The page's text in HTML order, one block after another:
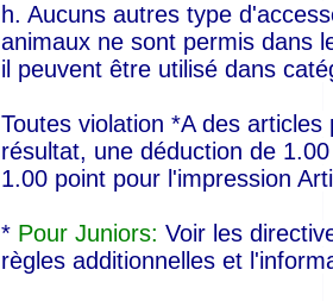
h. Aucuns autres type
animaux ne sont permis dans
il peuvent être utilisé dans
Toutes violation *A des
résultat, une déduction de
1.00 point pour l'impression
* Pour Juniors: Voir les
règles additionnelles et